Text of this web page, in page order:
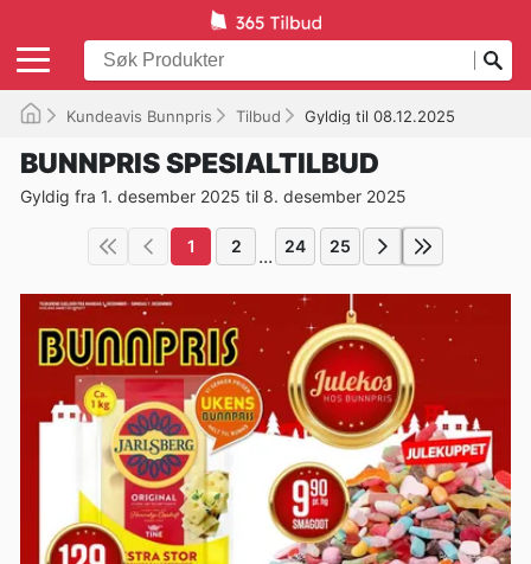
Kundeavis Bunnpris Tilbud Gyldig til 08.12.2025
BUNNPRIS SPESIALTILBUD
Gyldig fra 1. desember 2025 til 8. desember 2025
1 2 ... 24 25